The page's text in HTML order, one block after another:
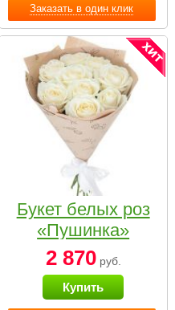
Заказать в один клик
Букет белых роз
«Пушинка»
2 870руб.
Купить